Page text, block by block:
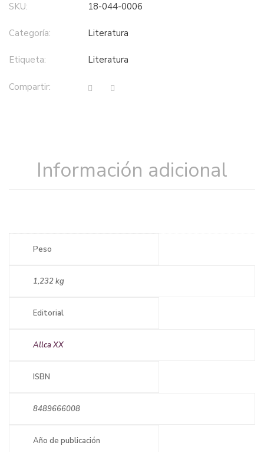
SKU: 18-044-0006
Categoría: literatura
Etiqueta: literatura
Compartir:
Información adicional
Peso
1,232 kg
Editorial
Allca XX
ISBN
8489666008
Año de publicación